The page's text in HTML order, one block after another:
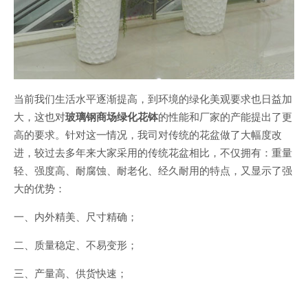
当前我们生活水平逐渐提高，到环境的绿化美观要求也日益加
大，这也对玻璃钢商场绿化花钵的性能和厂家的产能提出了更
高的要求。针对这一情况，我司对传统的花盆做了大幅度改
进，较过去多年来大家采用的传统花盆相比，不仅拥有：重量
轻、强度高、耐腐蚀、耐老化、经久耐用的特点，又显示了强
大的优势：
一、内外精美、尺寸精确；
二、质量稳定、不易变形；
三、产量高、供货快速；